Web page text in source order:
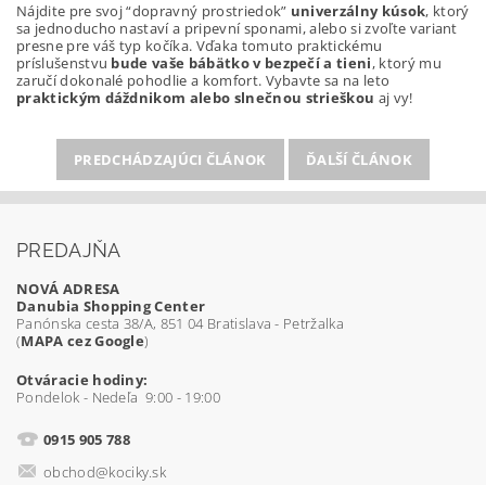
Nájdite pre svoj “dopravný prostriedok” univerzálny kúsok, ktorý
sa jednoducho nastaví a pripevní sponami, alebo si zvoľte variant
presne pre váš typ kočíka. Vďaka tomuto praktickému
príslušenstvu bude vaše bábätko v bezpečí a tieni, ktorý mu
zaručí dokonalé pohodlie a komfort. Vybavte sa na leto
praktickým dáždnikom alebo slnečnou strieškou aj vy!
PREDCHÁDZAJÚCI ČLÁNOK ĎALŠÍ ČLÁNOK
PREDAJŇA
NOVÁ ADRESA
Danubia Shopping Center
Panónska cesta 38/A, 851 04 Bratislava - Petržalka
(MAPA cez Google)
Otváracie hodiny:
Pondelok - Nedeľa 9:00 - 19:00
0915 905 788
obchod@kociky.sk